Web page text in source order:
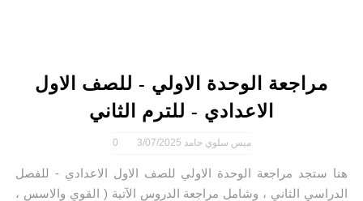
مراجعة الوحدة الاولي - للصف الاول
الاعدادي - للترم الثاني
ميس سلوي حامد 3/07/2025
0
هنا ستجد مراجعة الوحدة الاولي للصف الاول الاعدادي - للفصل
الدراسي الثاني ، وشامل مراجعة الدروس الآتية ( القوي والاسس ،